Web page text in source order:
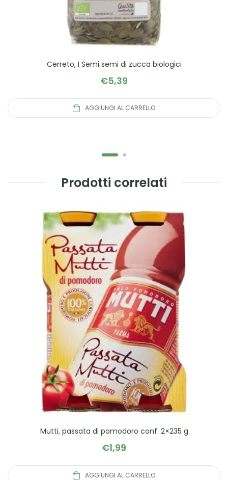
Cerreto, I Semi semi di zucca biologici
€5,39
AGGIUNGI AL CARRELLO
Prodotti correlati
Mutti, passata di pomodoro conf. 2×235 g
€1,99
AGGIUNGI AL CARRELLO